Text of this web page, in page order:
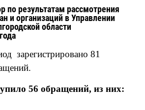
результатам рассмотрения
и организаций в Управлении
области
зарегистрировано 81
56 обращений, из них: